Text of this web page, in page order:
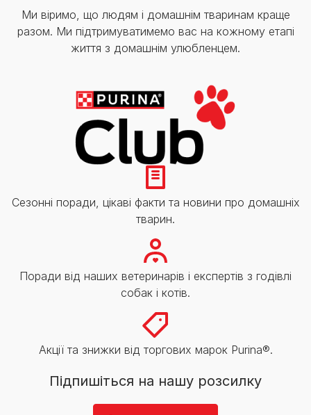
Ми віримо, що людям і домашнім тваринам краще
разом. Ми підтримуватимемо вас на кожному етапі
життя з домашнім улюбленцем.
Сезонні поради, цікаві факти та новини про домашніх
тварин.
Поради від наших ветеринарів і експертів з годівлі
собак і котів.
Акції та знижки від торгових марок Purina®.
Підпишіться на нашу розсилку